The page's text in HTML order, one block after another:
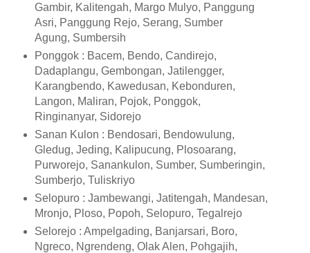
Gambir, Kalitengah, Margo Mulyo, Panggung
Asri, Panggung Rejo, Serang, Sumber
Agung, Sumbersih
Ponggok : Bacem, Bendo, Candirejo,
Dadaplangu, Gembongan, Jatilengger,
Karangbendo, Kawedusan, Kebonduren,
Langon, Maliran, Pojok, Ponggok,
Ringinanyar, Sidorejo
Sanan Kulon : Bendosari, Bendowulung,
Gledug, Jeding, Kalipucung, Plosoarang,
Purworejo, Sanankulon, Sumber, Sumberingin,
Sumberjo, Tuliskriyo
Selopuro : Jambewangi, Jatitengah, Mandesan,
Mronjo, Ploso, Popoh, Selopuro, Tegalrejo
Selorejo : Ampelgading, Banjarsari, Boro,
Ngreco, Ngrendeng, Olak Alen, Pohgajih,